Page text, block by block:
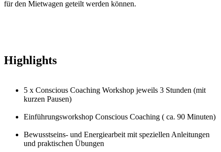
für den Mietwagen geteilt werden können.
Highlights
5 x Conscious Coaching Workshop jeweils 3 Stunden (mit
kurzen Pausen)
Einführungsworkshop Conscious Coaching ( ca. 90 Minuten)
Bewusstseins- und Energiearbeit mit speziellen Anleitungen
und praktischen Übungen